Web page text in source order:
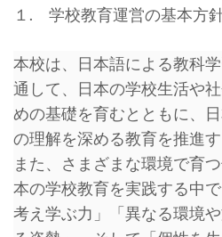
１. 学校教育運営の基本方
本校は、日本語による教科
通して、日本の学校生活や
めの基礎を育むとともに、
の理解を深める教育を推進す
また、さまざまな環境で育
本の学校教育を実践する中
考え学ぶ力」「異なる環境